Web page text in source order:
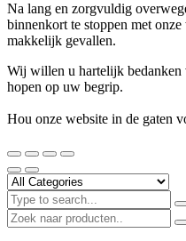
Na lang en zorgvuldig
binnenkort te stoppen met
makkelijk gevallen.
Wij willen u hartelijk bedanken
hopen op uw begrip.
Hou onze website in de gaten